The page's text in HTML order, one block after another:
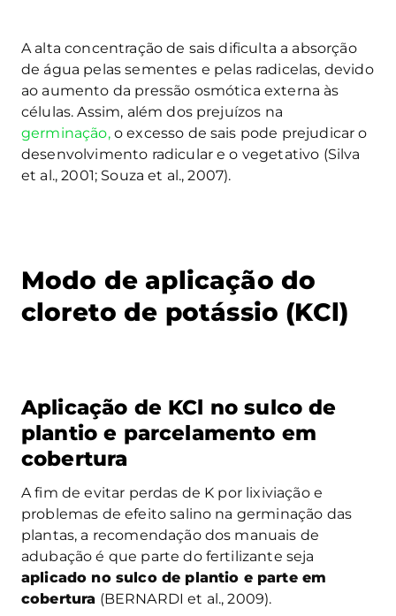
A alta concentração de sais dificulta a absorção
de água pelas sementes e pelas radicelas, devido
ao aumento da pressão osmótica externa às
células. Assim, além dos prejuízos na
germinação,o excesso de sais pode prejudicar o
desenvolvimento radicular e o vegetativo (Silva
et al., 2001; Souza et al., 2007).
Modo de aplicação do
cloreto de potássio (KCl)
Aplicação de KCl no sulco de
plantio e parcelamento em
cobertura
A fim de evitar perdas de K por lixiviação e
problemas de efeito salino na germinação das
plantas, a recomendação dos manuais de
adubação é que parte do fertilizante seja
aplicado no sulco de plantio e parte em
cobertura (BERNARDI et al., 2009).